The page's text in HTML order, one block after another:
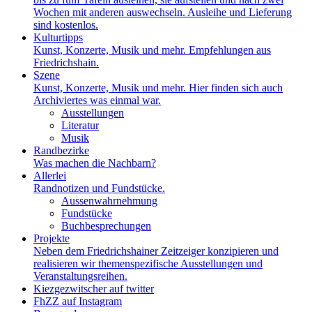
Wochen mit anderen auswechseln. Ausleihe und Lieferung
sind kostenlos.
Kulturtipps
Kunst, Konzerte, Musik und mehr. Empfehlungen aus
Friedrichshain.
Szene
Kunst, Konzerte, Musik und mehr. Hier finden sich auch
Archiviertes was einmal war.
Ausstellungen
Literatur
Musik
Randbezirke
Was machen die Nachbarn?
Allerlei
Randnotizen und Fundstücke.
Aussenwahrnehmung
Fundstücke
Buchbesprechungen
Projekte
Neben dem Friedrichshainer Zeitzeiger konzipieren und
realisieren wir themenspezifische Ausstellungen und
Veranstaltungsreihen.
Kiezgezwitscher auf twitter
FhZZ auf Instagram